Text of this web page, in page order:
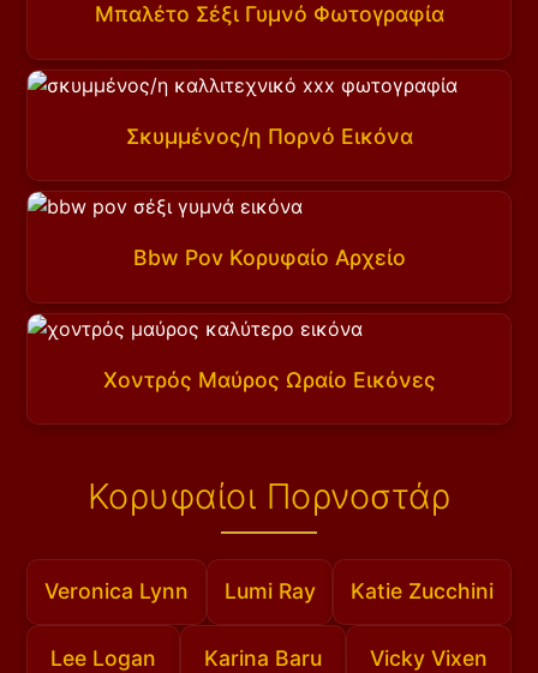
Μπαλέτο Σέξι Γυμνό Φωτογραφία
Σκυμμένος/η Πορνό Εικόνα
Bbw Pov Κορυφαίο Αρχείο
Χοντρός Μαύρος Ωραίο Εικόνες
Κορυφαίοι Πορνοστάρ
Veronica Lynn Lumi Ray Katie Zucchini
Lee Logan Karina Baru Vicky Vixen